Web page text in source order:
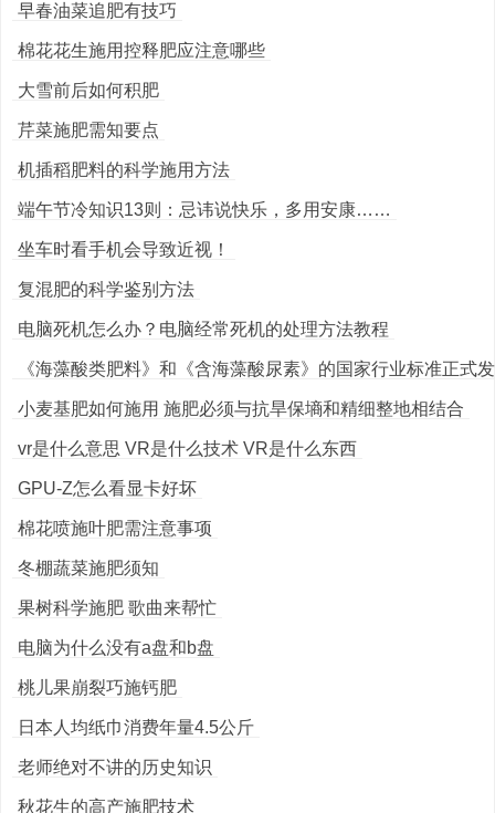
早春油菜追肥有技巧
棉花花生施用控释肥应注意哪些
大雪前后如何积肥
芹菜施肥需知要点
机插稻肥料的科学施用方法
端午节冷知识13则：忌讳说快乐，多用安康……
坐车时看手机会导致近视！
复混肥的科学鉴别方法
电脑死机怎么办？电脑经常死机的处理方法教程
《海藻酸类肥料》和《含海藻酸尿素》的国家行业标准正式
小麦基肥如何施用 施肥必须与抗旱保墒和精细整地相结合
vr是什么意思 VR是什么技术 VR是什么东西
GPU-Z怎么看显卡好坏
棉花喷施叶肥需注意事项
冬棚蔬菜施肥须知
果树科学施肥 歌曲来帮忙
电脑为什么没有a盘和b盘
桃儿果崩裂巧施钙肥
日本人均纸巾消费年量4.5公斤
老师绝对不讲的历史知识
秋花生的高产施肥技术